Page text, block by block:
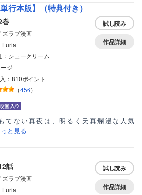
行本版】（特典付き）
巻
ズラブ漫画
Luria
：シュークリーム
ジ
：810ポイント
（456）
試し読み
作品詳細
てない真夜は、明るく天真爛漫な人気
っと見る
話
ズラブ漫画
Luria
試し読み
作品詳細